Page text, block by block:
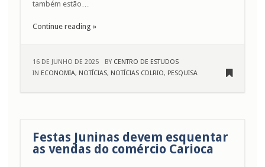
também estão…
Continue reading »
16 DE JUNHO DE 2025 BY CENTRO DE ESTUDOS
IN ECONOMIA, NOTÍCIAS, NOTÍCIAS CDLRIO, PESQUISA
Festas Juninas devem esquentar
as vendas do comércio Carioca